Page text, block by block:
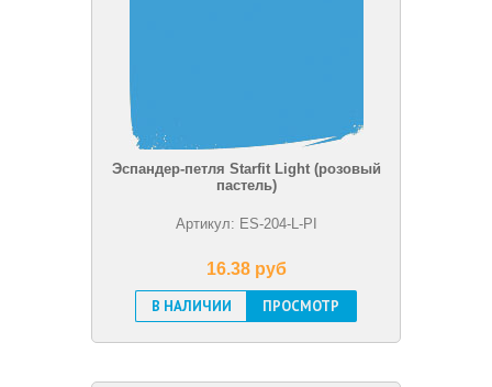
Эспандер-петля Starfit Light (розовый
пастель)
Артикул: ES-204-L-PI
16.38 pуб
В НАЛИЧИИ
ПРОСМОТР